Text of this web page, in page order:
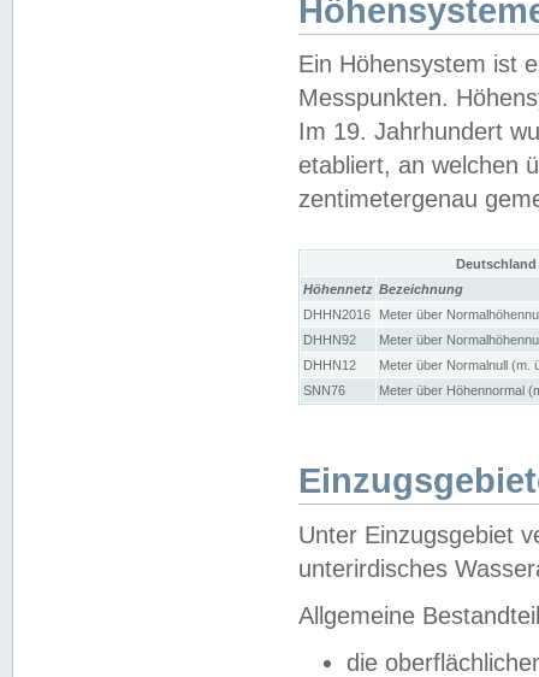
Ein Höhensystem ist
Messpunkten.
Im 19. Jahrhundert
etabliert, an welchen
zentimetergenau
Höhennetz Bezeichnung
DHHN2016
Meter über
DHHN92
Meter über
DHHN12
Meter über Normalnull (m.
SNN76
Meter über Höhennormal
Unter Einzugsgebiet
unterirdisches
Allgemeine
die